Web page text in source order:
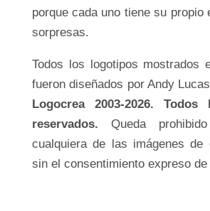
porque cada uno tiene su propio
sorpresas.
Todos los logotipos mostrados
fueron diseñados por Andy
Logocrea 2003-2026. Todos
reservados. Queda
cualquiera de las imágenes de
sin el consentimiento expreso